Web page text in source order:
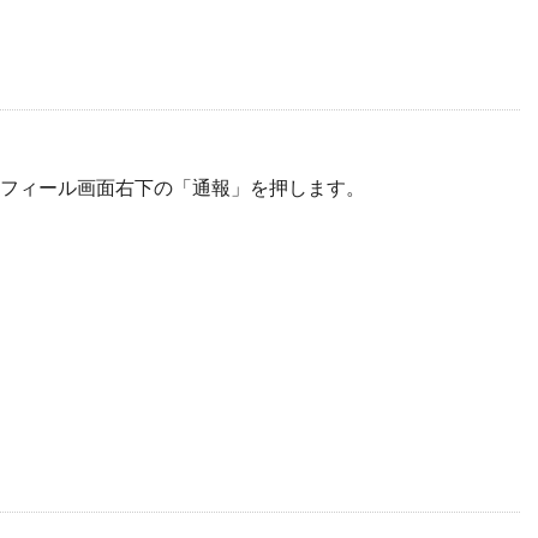
ィール画面右下の「通報」を押します。